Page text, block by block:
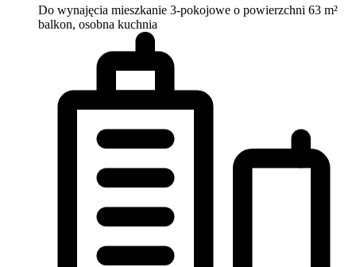
Do wynajęcia mieszkanie 3-pokojowe o powierzchni 63 m²
balkon, osobna kuchnia